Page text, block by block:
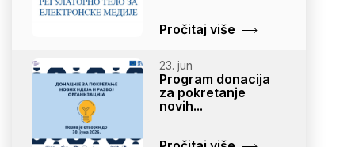
Pročitaj više
23. jun
Program donacija
za pokretanje
novih...